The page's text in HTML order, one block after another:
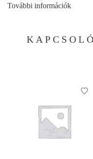
További információk